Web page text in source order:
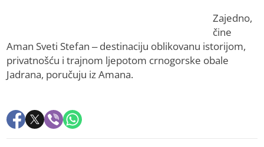
Zajedno,
čine
Aman Sveti Stefan – destinaciju oblikovanu istorijom,
privatnošću i trajnom ljepotom crnogorske obale
Jadrana, poručuju iz Amana.